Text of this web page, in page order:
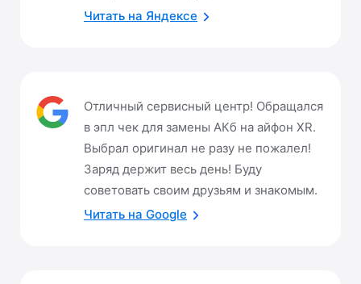
Читать на Яндексе
Отличный сервисный центр! Обращался
в эпл чек для замены АКб на айфон XR.
Выбрал оригинал не разу не пожалел!
Заряд держит весь день! Буду
советовать своим друзьям и знакомым.
Читать на Google